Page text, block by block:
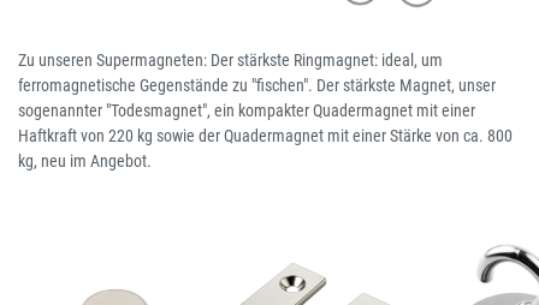
Zu unseren Supermagneten: Der stärkste Ringmagnet: ideal, um
ferromagnetische Gegenstände zu "fischen". Der stärkste Magnet, unser
sogenannter "Todesmagnet", ein kompakter Quadermagnet mit einer
Haftkraft von 220 kg sowie der Quadermagnet mit einer Stärke von ca. 800
kg, neu im Angebot.